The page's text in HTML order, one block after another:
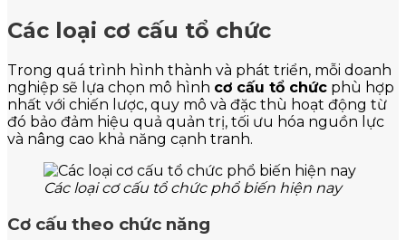
Các loại cơ cấu tổ chức
Trong quá trình hình thành và phát triển, mỗi doanh
nghiệp sẽ lựa chọn mô hình cơ cấu tổ chức phù hợp
nhất với chiến lược, quy mô và đặc thù hoạt động từ
đó bảo đảm hiệu quả quản trị, tối ưu hóa nguồn lực
và nâng cao khả năng cạnh tranh.
Các loại cơ cấu tổ chức phổ biến hiện nay
Cơ cấu theo chức năng